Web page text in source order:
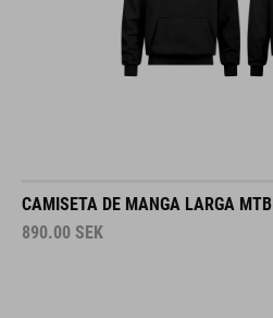
CAMISETA DE MANGA LARGA MTB
890.00 SEK